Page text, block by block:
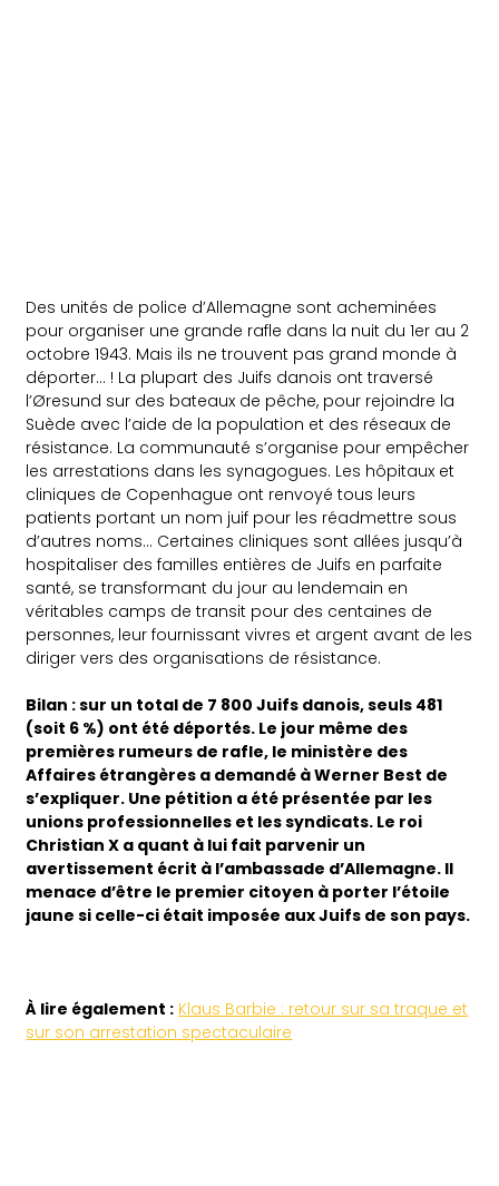
Des unités de police d’Allemagne sont acheminées
pour organiser une grande rafle dans la nuit du 1er au 2
octobre 1943. Mais ils ne trouvent pas grand monde à
déporter… ! La plupart des Juifs danois ont traversé
l’Øresund sur des bateaux de pêche, pour rejoindre la
Suède avec l’aide de la population et des réseaux de
résistance. La communauté s’organise pour empêcher
les arrestations dans les synagogues. Les hôpitaux et
cliniques de Copenhague ont renvoyé tous leurs
patients portant un nom juif pour les réadmettre sous
d’autres noms… Certaines cliniques sont allées jusqu’à
hospitaliser des familles entières de Juifs en parfaite
santé, se transformant du jour au lendemain en
véritables camps de transit pour des centaines de
personnes, leur fournissant vivres et argent avant de les
diriger vers des organisations de résistance.
Bilan : sur un total de 7 800 Juifs danois, seuls 481
(soit 6 %) ont été déportés. Le jour même des
premières rumeurs de rafle, le ministère des
Affaires étrangères a demandé à Werner Best de
s’expliquer. Une pétition a été présentée par les
unions professionnelles et les syndicats. Le roi
Christian X a quant à lui fait parvenir un
avertissement écrit à l’ambassade d’Allemagne. Il
menace d’être le premier citoyen à porter l’étoile
jaune si celle-ci était imposée aux Juifs de son pays.
À lire également : Klaus Barbie : retour sur sa traque et
sur son arrestation spectaculaire